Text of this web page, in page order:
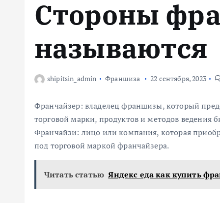
Стороны
называются
shipitsin_admin Франшиза 22 сентября, 2023
Франчайзер: владелец франшизы, который
торговой марки, продуктов и методов ведения
Франчайзи: лицо или компания, которая
под торговой маркой франчайзера.
Читать статью Яндекс еда как купить